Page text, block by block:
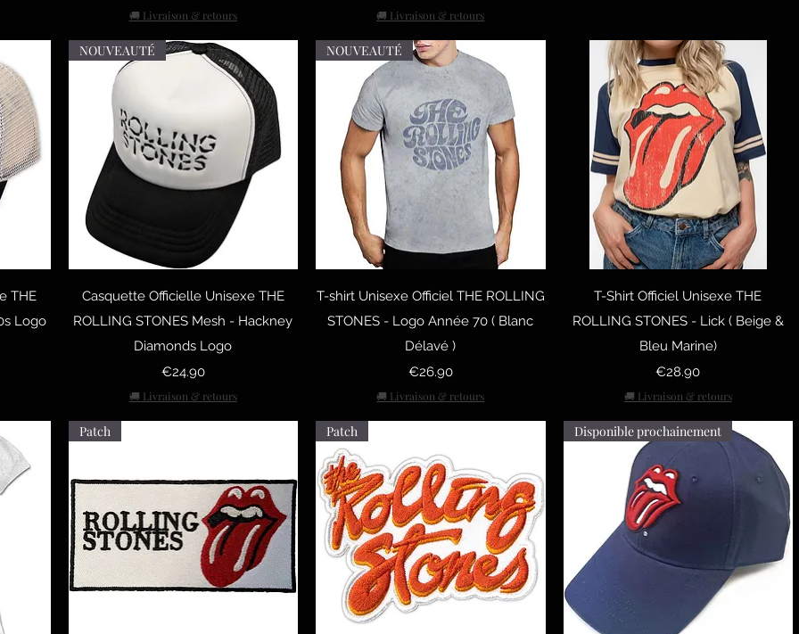
🚚 Livraison & retours 🚚 Livraison & retours
THE
Logo
Quick View
NOUVEAUTÉ
Casquette Officielle Unisexe THE
ROLLING STONES Mesh - Hackney
Diamonds Logo
Price
€24.90
🚚 Livraison & retours
Quick View
NOUVEAUTÉ
T-shirt Unisexe Officiel THE ROLLING
STONES - Logo Année 70 ( Blanc
Délavé )
Price
€26.90
🚚 Livraison & retours
Quick View
T-Shirt Officiel Unisexe THE
ROLLING STONES - Lick ( Beige &
Bleu Marine)
Price
€28.90
🚚 Livraison & retours
Patch Patch Disponible prochainement